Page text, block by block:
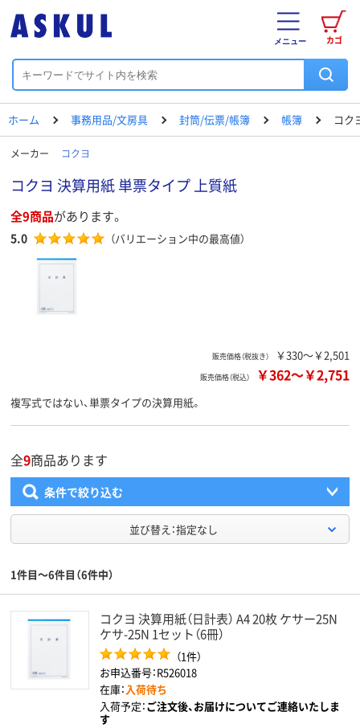
カゴ
メニュー
ホーム 事務用品/文房具 封筒/伝票/帳簿 帳簿 コク
メーカー コクヨ
コクヨ 決算用紙 単票タイプ 上質紙
全9商品があります。
5.0 （バリエーション中の最高値）
販売価格（税抜き） ￥330～￥2,501
販売価格（税込） ￥362～￥2,751
複写式ではない、単票タイプの決算用紙。
全9商品あります
条件で絞り込む
並び替え：指定なし
1件目～6件目（6件中）
コクヨ 決算用紙（日計表） A4 20枚 ケサー25N
ケサ-25N 1セット（6冊）
（1件）
お申込番号：R526018
在庫：入荷待ち
入荷予定：ご注文後、お届けについてご連絡いたしま
す